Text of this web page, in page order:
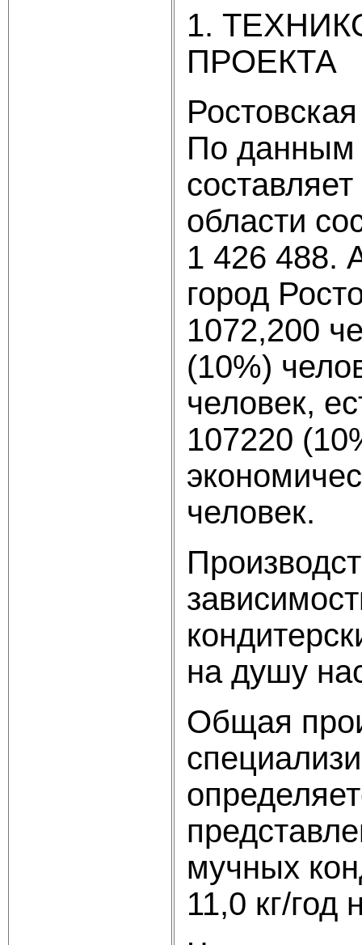
1.
ПРОЕКТА
По данным
области
1 426 488.
город
1072,200
(10%)
человек,
107220
человек.
на душу
Общая
мучных
11,0 кг/